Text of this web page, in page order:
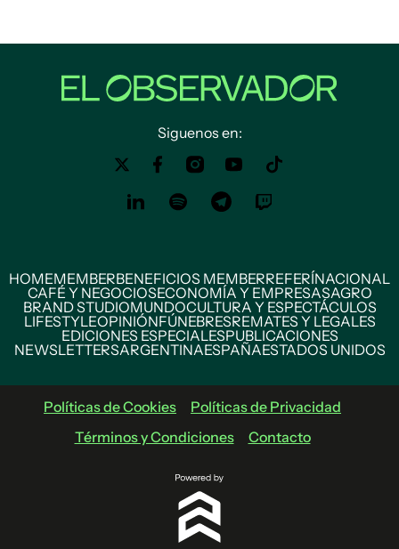
Siguenos en:
HOMEMEMBERBENEFICIOS MEMBERREFERÍNACIONAL
CAFÉ Y NEGOCIOSECONOMÍA Y EMPRESASAGRO
BRAND STUDIOMUNDOCULTURA Y ESPECTÁCULOS
LIFESTYLEOPINIÓNFÚNEBRESREMATES Y LEGALES
EDICIONES ESPECIALESPUBLICACIONES
NEWSLETTERSARGENTINAESPAÑAESTADOS UNIDOS
Políticas de Cookies
Políticas de Privacidad
Términos y Condiciones
Contacto